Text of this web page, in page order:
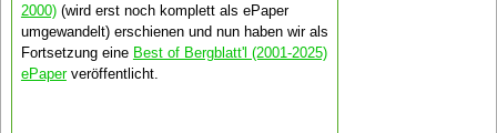
2000)(wird erst noch komplett als ePaper
umgewandelt) erschienen und nun haben wir als
Fortsetzung eine Best of Bergblatt'l (2001-2025)
ePaperveröffentlicht.